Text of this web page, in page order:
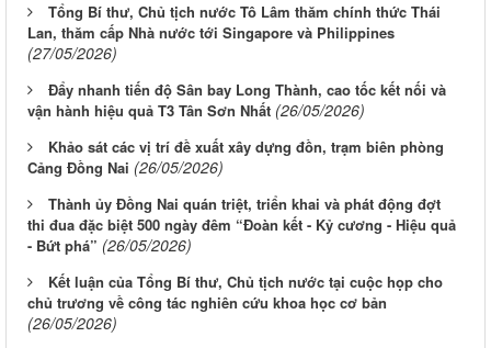
Tổng Bí thư, Chủ tịch nước Tô Lâm thăm chính thức Thái
Lan, thăm cấp Nhà nước tới Singapore và Philippines
(27/05/2026)
Đẩy nhanh tiến độ Sân bay Long Thành, cao tốc kết nối và
vận hành hiệu quả T3 Tân Sơn Nhất (26/05/2026)
Khảo sát các vị trí đề xuất xây dựng đồn, trạm biên phòng
Cảng Đồng Nai (26/05/2026)
Thành ủy Đồng Nai quán triệt, triển khai và phát động đợt
thi đua đặc biệt 500 ngày đêm “Đoàn kết - Kỷ cương - Hiệu quả
- Bứt phá” (26/05/2026)
Kết luận của Tổng Bí thư, Chủ tịch nước tại cuộc họp cho
chủ trương về công tác nghiên cứu khoa học cơ bản
(26/05/2026)